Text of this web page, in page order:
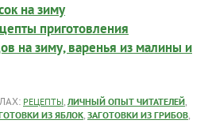
на зиму
приготовления
на зиму, варенья из малины и
РЕЦЕПТЫ, ЛИЧНЫЙ ОПЫТ ЧИТАТЕЛЕЙ,
ИЗ ЯБЛОК, ЗАГОТОВКИ ИЗ ГРИБОВ,